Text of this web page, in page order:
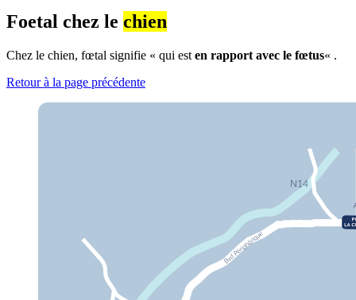
Foetal chez le chien
Chez le chien, fœtal signifie « qui est en rapport avec le fœtus« .
Retour à la page précédente